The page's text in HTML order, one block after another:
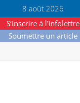
8 août 2026
S’inscrire à l’infolettre
Soumettre un article